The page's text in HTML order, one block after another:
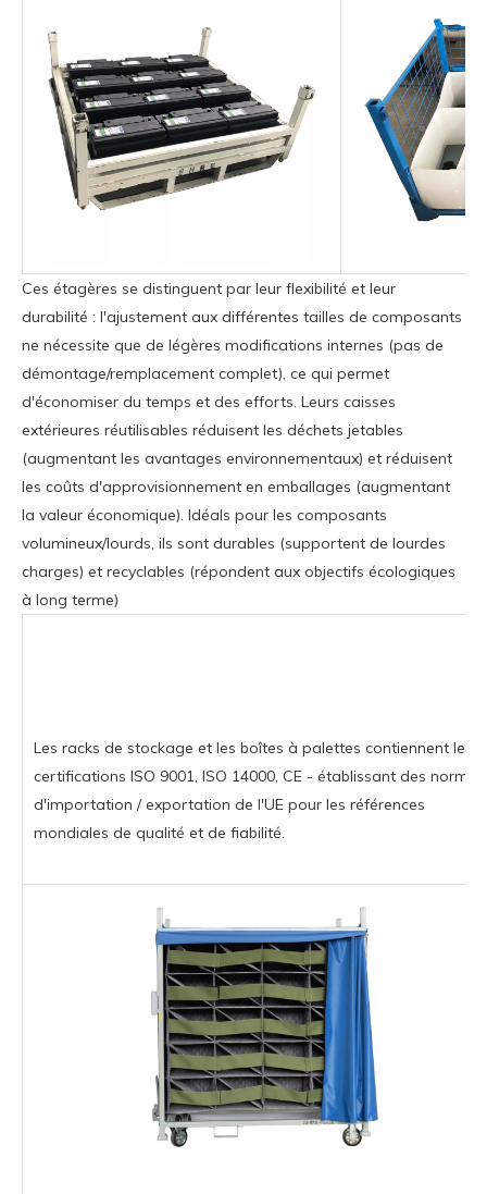
Ces étagères se distinguent par leur flexibilité et leur
durabilité : l'ajustement aux différentes tailles de composants
ne nécessite que de légères modifications internes (pas de
démontage/remplacement complet), ce qui permet
d'économiser du temps et des efforts. Leurs caisses
extérieures réutilisables réduisent les déchets jetables
(augmentant les avantages environnementaux) et réduisent
les coûts d'approvisionnement en emballages (augmentant
la valeur économique). Idéals pour les composants
volumineux/lourds, ils sont durables (supportent de lourdes
charges) et recyclables (répondent aux objectifs écologiques
à long terme)
Les racks de stockage et les boîtes à palettes contiennent les
certifications ISO 9001, ISO 14000, CE - établissant des normes
d'importation / exportation de l'UE pour les références
mondiales de qualité et de fiabilité.